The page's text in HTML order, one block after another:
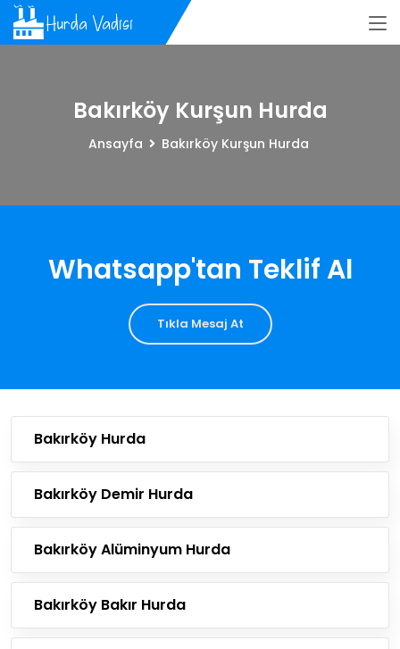
Bakırköy Kurşun Hurda
Ansayfa Bakırköy Kurşun Hurda
Whatsapp'tan Teklif Al
Tıkla Mesaj At
Bakırköy Hurda
Bakırköy Demir Hurda
Bakırköy Alüminyum Hurda
Bakırköy Bakır Hurda